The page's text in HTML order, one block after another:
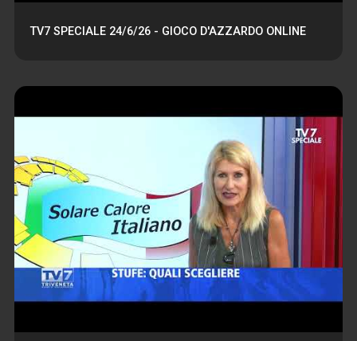
TV7 SPECIALE 24/6/26 - GIOCO D'AZZARDO ONLINE